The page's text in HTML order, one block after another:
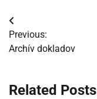
Navigácia
v
Previous:
Archív dokladov
Related Posts